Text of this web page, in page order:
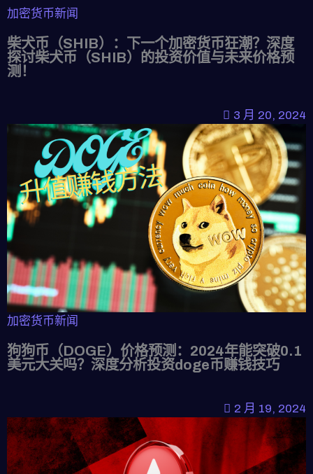
加密货币新闻
柴犬币（SHIB）：下一个加密货币狂潮？深度
探讨柴犬币（SHIB）的投资价值与未来价格预
测！
3 月 20, 2024
加密货币新闻
狗狗币（DOGE）价格预测：2024年能突破0.1
美元大关吗？深度分析投资doge币赚钱技巧
2 月 19, 2024